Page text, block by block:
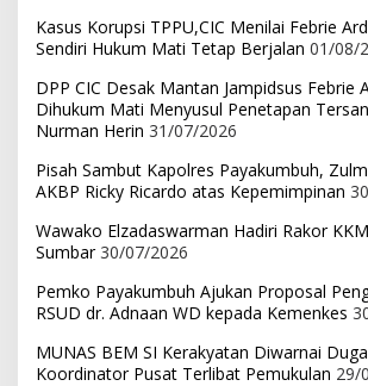
Kasus Korupsi TPPU,CIC Menilai Febrie
Sendiri Hukum Mati Tetap Berjalan 01/08/
DPP CIC Desak Mantan Jampidsus Febrie
Dihukum Mati Menyusul Penetapan
Nurman Herin 31/07/2026
Pisah Sambut Kapolres Payakumbuh,
AKBP Ricky Ricardo atas Kepemimpinan
Wawako Elzadaswarman Hadiri Rakor
Sumbar 30/07/2026
Pemko Payakumbuh Ajukan Proposal
RSUD dr. Adnaan WD kepada Kemenkes
MUNAS BEM SI Kerakyatan Diwarnai
Koordinator Pusat Terlibat Pemukulan 29/